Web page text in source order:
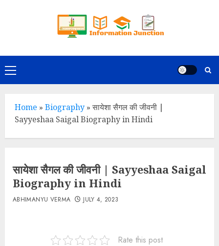
Primary
Menu
Home » Biography » सायेशा सैगल की जीवनी |
Sayyeshaa Saigal Biography in Hindi
सायेशा सैगल की जीवनी | Sayyeshaa Saigal
Biography in Hindi
ABHIMANYU VERMA JULY 4, 2023
Rate this post